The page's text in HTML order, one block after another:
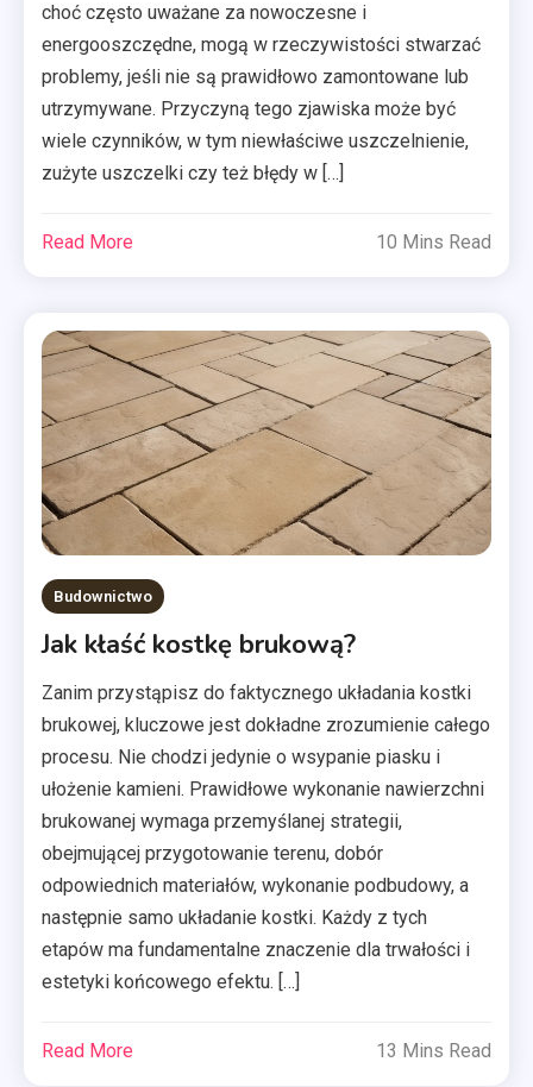
choć często uważane za nowoczesne i
energooszczędne, mogą w rzeczywistości stwarzać
problemy, jeśli nie są prawidłowo zamontowane lub
utrzymywane. Przyczyną tego zjawiska może być
wiele czynników, w tym niewłaściwe uszczelnienie,
zużyte uszczelki czy też błędy w […]
Read More 10 Mins Read
Budownictwo
Jak kłaść kostkę brukową?
Zanim przystąpisz do faktycznego układania kostki
brukowej, kluczowe jest dokładne zrozumienie całego
procesu. Nie chodzi jedynie o wsypanie piasku i
ułożenie kamieni. Prawidłowe wykonanie nawierzchni
brukowanej wymaga przemyślanej strategii,
obejmującej przygotowanie terenu, dobór
odpowiednich materiałów, wykonanie podbudowy, a
następnie samo układanie kostki. Każdy z tych
etapów ma fundamentalne znaczenie dla trwałości i
estetyki końcowego efektu. […]
Read More 13 Mins Read